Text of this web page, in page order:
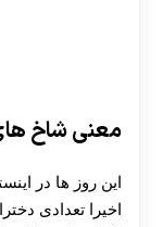
معنی شاخ
این روز ها در
اخیرا تعدادی